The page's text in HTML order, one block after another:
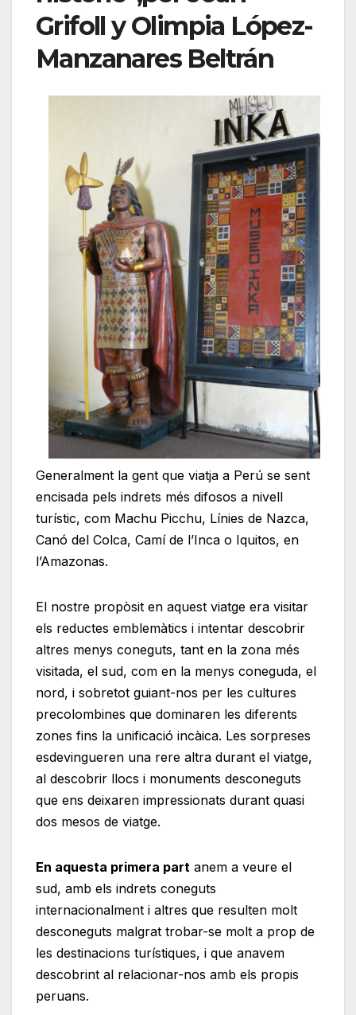
Grifoll y Olimpia López-
Manzanares Beltrán
Generalment la gent que viatja a Perú se sent
encisada pels indrets més difosos a nivell
turístic, com Machu Picchu, Línies de Nazca,
Canó del Colca, Camí de l’Inca o Iquitos, en
l’Amazonas.
El nostre propòsit en aquest viatge era visitar
els reductes emblemàtics i intentar descobrir
altres menys coneguts, tant en la zona més
visitada, el sud, com en la menys coneguda, el
nord, i sobretot guiant-nos per les cultures
precolombines que dominaren les diferents
zones fins la unificació incàica. Les sorpreses
esdevingueren una rere altra durant el viatge,
al descobrir llocs i monuments desconeguts
que ens deixaren impressionats durant quasi
dos mesos de viatge.
En aquesta primera part anem a veure el
sud, amb els indrets coneguts
internacionalment i altres que resulten molt
desconeguts malgrat trobar-se molt a prop de
les destinacions turístiques, i que anavem
descobrint al relacionar-nos amb els propis
peruans.